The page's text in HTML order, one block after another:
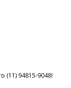
(11) 94815-9048!